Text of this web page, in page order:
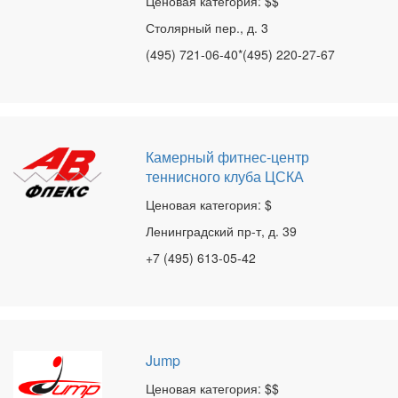
Столярный пер., д. 3
(495) 721-06-40*(495) 220-27-67
Камерный фитнес-центр
теннисного клуба ЦСКА
Ценовая категория: $
Ленинградский пр-т, д. 39
+7 (495) 613-05-42
Jump
Ценовая категория: $$